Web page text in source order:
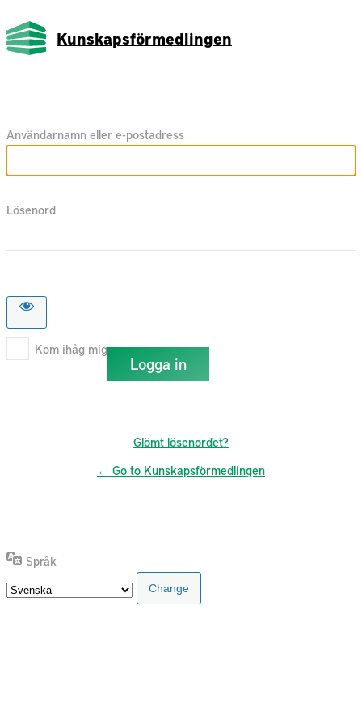
Kunskapsförmedlingen
Användarnamn eller e-postadress
Lösenord
Kom ihåg mig
Glömt lösenordet?
← Go to Kunskapsförmedlingen
Språk